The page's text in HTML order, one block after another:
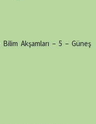
Akşamları – 5 – Güneş